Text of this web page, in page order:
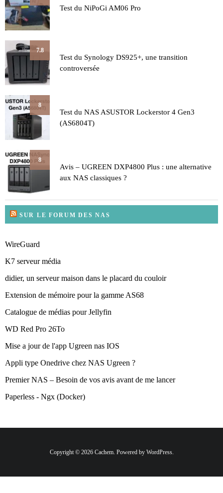
Test du NiPoGi AM06 Pro
7.8
Test du Synology DS925+, une transition
controversée
8
Test du NAS ASUSTOR Lockerstor 4 Gen3
(AS6804T)
8
Avis – UGREEN DXP4800 Plus : une alternative
aux NAS classiques ?
SUR LE FORUM DES NAS
WireGuard
K7 serveur média
didier, un serveur maison dans le placard du couloir
Extension de mémoire pour la gamme AS68
Catalogue de médias pour Jellyfin
WD Red Pro 26To
Mise a jour de l'app Ugreen nas IOS
Appli type Onedrive chez NAS Ugreen ?
Premier NAS – Besoin de vos avis avant de me lancer
Paperless - Ngx (Docker)
Copyright © 2026 Cachem. Powered by WordPress.